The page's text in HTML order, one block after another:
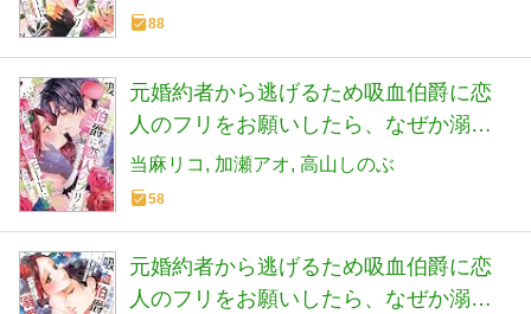
88
元婚約者から逃げるため吸血伯爵に恋
人のフリをお願いしたら、なぜか溺愛
モードになりました(4) (KCx)
当麻リコ 加瀬アオ 高山しのぶ
58
元婚約者から逃げるため吸血伯爵に恋
人のフリをお願いしたら、なぜか溺愛